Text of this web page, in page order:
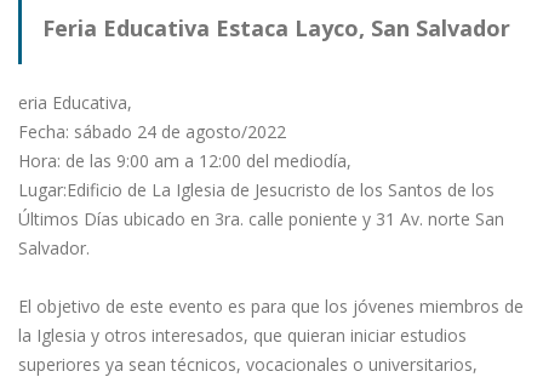
Feria Educativa Estaca Layco, San Salvador
eria Educativa,
Fecha: sábado 24 de agosto/2022
Hora: de las 9:00 am a 12:00 del mediodía,
Lugar:Edificio de La Iglesia de Jesucristo de los Santos de los
Últimos Días ubicado en 3ra. calle poniente y 31 Av. norte San
Salvador.
El objetivo de este evento es para que los jóvenes miembros de
la Iglesia y otros interesados, que quieran iniciar estudios
superiores ya sean técnicos, vocacionales o universitarios,